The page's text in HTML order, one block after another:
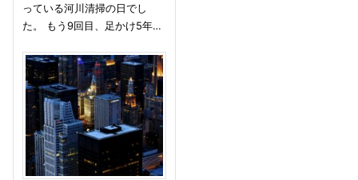
っている河川清掃の日でし
た。 もう9回目、足かけ5年…